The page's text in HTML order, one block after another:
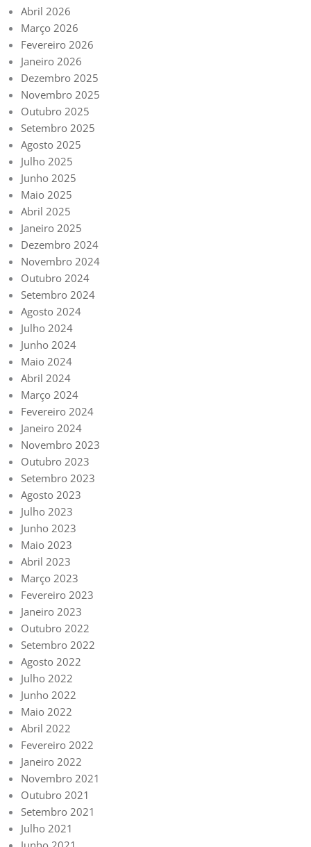
Abril 2026
Março 2026
Fevereiro 2026
Janeiro 2026
Dezembro 2025
Novembro 2025
Outubro 2025
Setembro 2025
Agosto 2025
Julho 2025
Junho 2025
Maio 2025
Abril 2025
Janeiro 2025
Dezembro 2024
Novembro 2024
Outubro 2024
Setembro 2024
Agosto 2024
Julho 2024
Junho 2024
Maio 2024
Abril 2024
Março 2024
Fevereiro 2024
Janeiro 2024
Novembro 2023
Outubro 2023
Setembro 2023
Agosto 2023
Julho 2023
Junho 2023
Maio 2023
Abril 2023
Março 2023
Fevereiro 2023
Janeiro 2023
Outubro 2022
Setembro 2022
Agosto 2022
Julho 2022
Junho 2022
Maio 2022
Abril 2022
Fevereiro 2022
Janeiro 2022
Novembro 2021
Outubro 2021
Setembro 2021
Julho 2021